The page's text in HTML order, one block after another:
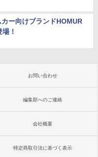
ー向けブランドHOMUR
！
お問い合わせ
編集部へのご連絡
会社概要
特定商取引法に基づく表示